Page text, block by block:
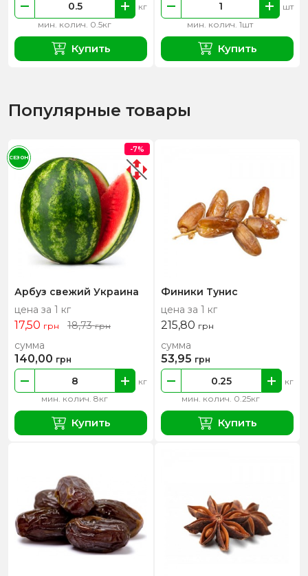
мин. колич. 0.5кг
кг
Купить
мин. колич. 1шт
шт
Купить
Популярные товары
Арбуз свежий Украина
цена за 1 кг
17,50 грн 18,73грн
мин. колич. 8кг
кг
сумма
140,00 грн
Купить
-7%
СЕЗОН
Финики Тунис
цена за 1 кг
215,80 грн
мин. колич. 0.25кг
кг
сумма
53,95 грн
Купить